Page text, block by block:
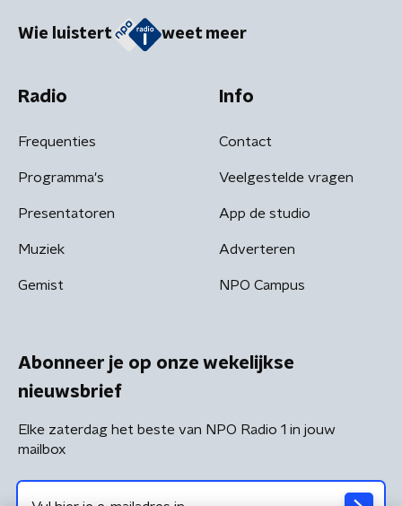
Wie luistert weet meer
Radio
Frequenties
Programma's
Presentatoren
Muziek
Gemist
Info
Contact
Veelgestelde vragen
App de studio
Adverteren
NPO Campus
Abonneer je op onze wekelijkse
nieuwsbrief
Elke zaterdag het beste van NPO Radio 1 in jouw
mailbox